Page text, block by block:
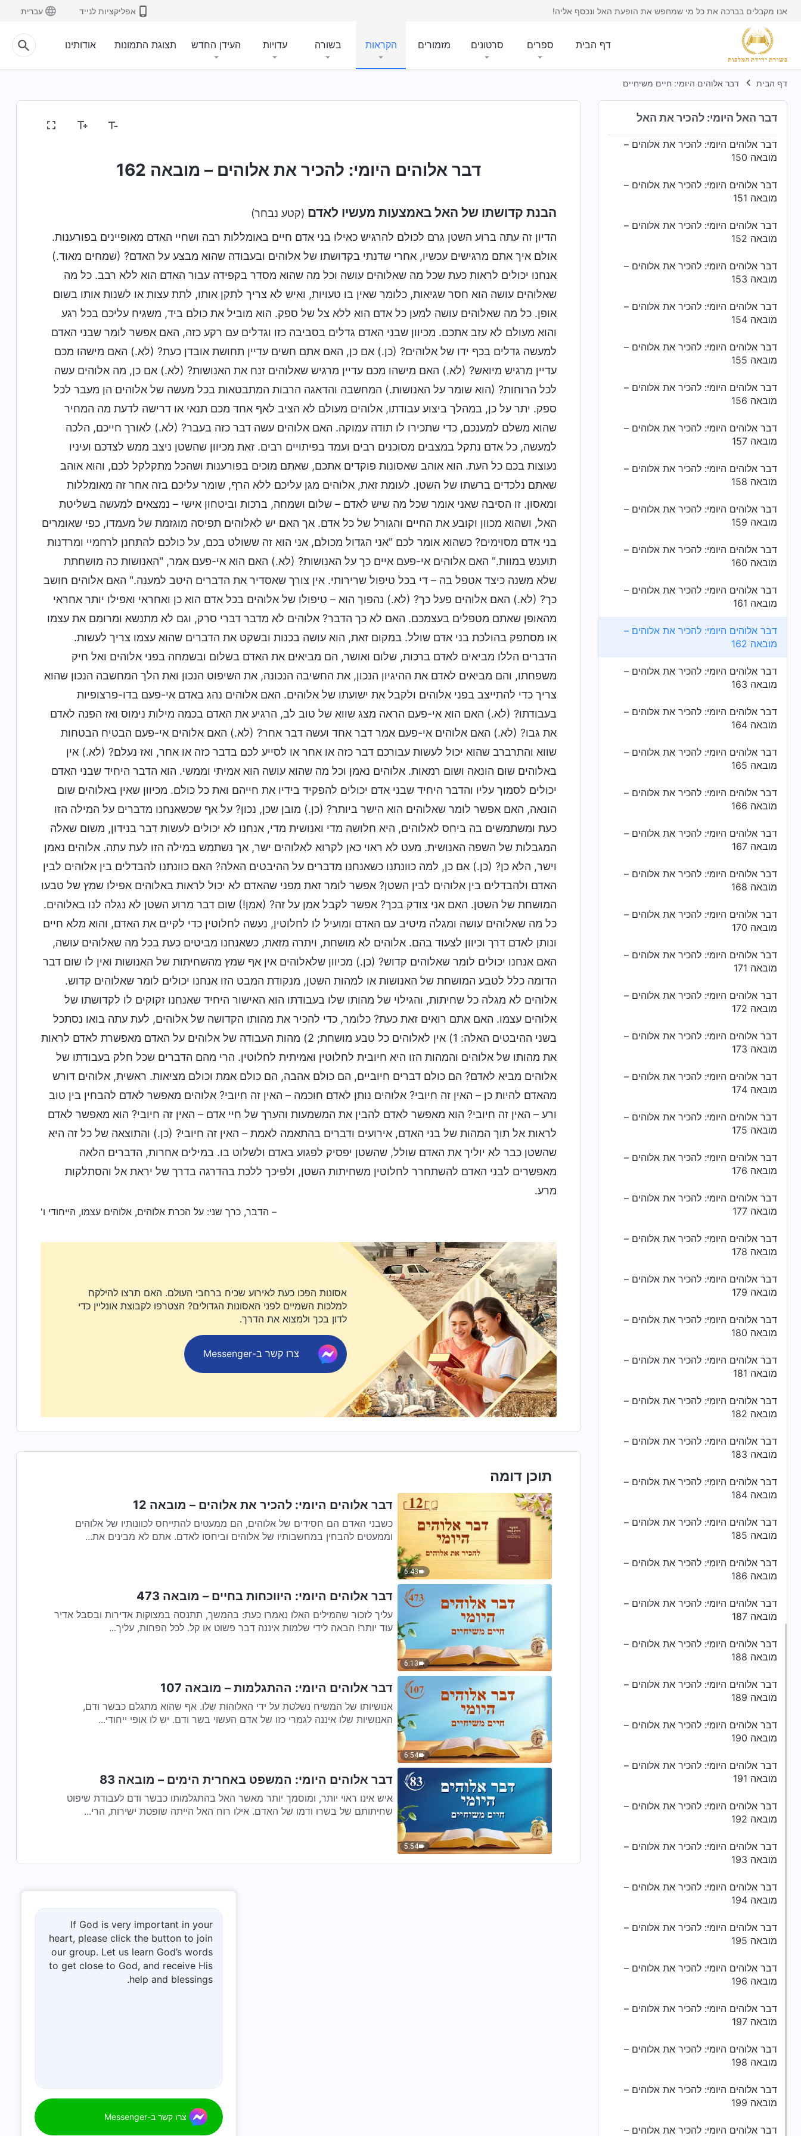
אנו מקבלים בברכה את כל מי שמחפש את הופעת האל ונכסף אליה! אפליקציות לנייד עברית
דף הבית ספרים סרטונים מזמורים הקראות בשורה עדויות העידן החדש תצוגת התמונות אודותינו
דף הבית דבר אלוהים היומי: חיים משיחיים
דבר האל היומי: להכיר את האל
מובאה 147
דבר אלוהים היומי: להכיר את אלוהים –
דבר אלוהים היומי: להכיר את אלוהים –
מובאה 149
דבר אלוהים היומי: להכיר את אלוהים –
מובאה 150
דבר אלוהים היומי: להכיר את אלוהים –
מובאה 151
דבר אלוהים היומי: להכיר את אלוהים –
מובאה 152
דבר אלוהים היומי: להכיר את אלוהים –
מובאה 153
דבר אלוהים היומי: להכיר את אלוהים –
מובאה 154
דבר אלוהים היומי: להכיר את אלוהים –
מובאה 155
דבר אלוהים היומי: להכיר את אלוהים –
מובאה 156
דבר אלוהים היומי: להכיר את אלוהים –
מובאה 157
דבר אלוהים היומי: להכיר את אלוהים –
מובאה 158
דבר אלוהים היומי: להכיר את אלוהים –
מובאה 159
דבר אלוהים היומי: להכיר את אלוהים –
מובאה 160
דבר אלוהים היומי: להכיר את אלוהים –
מובאה 161
דבר אלוהים היומי: להכיר את אלוהים –
מובאה 162
דבר אלוהים היומי: להכיר את אלוהים –
מובאה 163
דבר אלוהים היומי: להכיר את אלוהים –
מובאה 164
דבר אלוהים היומי: להכיר את אלוהים –
מובאה 165
דבר אלוהים היומי: להכיר את אלוהים –
מובאה 166
דבר אלוהים היומי: להכיר את אלוהים –
מובאה 167
דבר אלוהים היומי: להכיר את אלוהים –
מובאה 168
דבר אלוהים היומי: להכיר את אלוהים –
מובאה 170
דבר אלוהים היומי: להכיר את אלוהים –
מובאה 171
דבר אלוהים היומי: להכיר את אלוהים –
מובאה 172
דבר אלוהים היומי: להכיר את אלוהים –
מובאה 173
דבר אלוהים היומי: להכיר את אלוהים –
מובאה 174
דבר אלוהים היומי: להכיר את אלוהים –
מובאה 175
דבר אלוהים היומי: להכיר את אלוהים –
מובאה 176
דבר אלוהים היומי: להכיר את אלוהים –
מובאה 177
דבר אלוהים היומי: להכיר את אלוהים –
מובאה 178
דבר אלוהים היומי: להכיר את אלוהים –
מובאה 179
דבר אלוהים היומי: להכיר את אלוהים –
מובאה 180
דבר אלוהים היומי: להכיר את אלוהים –
מובאה 181
דבר אלוהים היומי: להכיר את אלוהים –
מובאה 182
דבר אלוהים היומי: להכיר את אלוהים –
מובאה 183
דבר אלוהים היומי: להכיר את אלוהים –
מובאה 184
דבר אלוהים היומי: להכיר את אלוהים –
מובאה 185
דבר אלוהים היומי: להכיר את אלוהים –
מובאה 186
דבר אלוהים היומי: להכיר את אלוהים –
מובאה 187
דבר אלוהים היומי: להכיר את אלוהים –
מובאה 188
דבר אלוהים היומי: להכיר את אלוהים –
מובאה 189
דבר אלוהים היומי: להכיר את אלוהים –
מובאה 190
דבר אלוהים היומי: להכיר את אלוהים –
מובאה 191
דבר אלוהים היומי: להכיר את אלוהים –
מובאה 192
דבר אלוהים היומי: להכיר את אלוהים –
מובאה 193
דבר אלוהים היומי: להכיר את אלוהים –
מובאה 194
דבר אלוהים היומי: להכיר את אלוהים –
מובאה 195
דבר אלוהים היומי: להכיר את אלוהים –
מובאה 196
דבר אלוהים היומי: להכיר את אלוהים –
מובאה 197
דבר אלוהים היומי: להכיר את אלוהים –
מובאה 198
דבר אלוהים היומי: להכיר את אלוהים –
מובאה 199
דבר אלוהים היומי: להכיר את אלוהים –
דבר אלוהים היומי: להכיר את אלוהים – מובאה 162
הבנת קדושתו של האל באמצעות מעשיו לאדם (קטע נבחר)
הדיון זה עתה ברוע השטן גרם לכולם להרגיש כאילו בני אדם חיים באומללות רבה ושחיי האדם מאופיינים בפורענות.
אולם איך אתם מרגישים עכשיו, אחרי שדנתי בקדושתו של אלוהים ובעבודה שהוא מבצע על האדם? (שמחים מאוד.)
אנחנו יכולים לראות כעת שכל מה שאלוהים עושה וכל מה שהוא מסדר בקפידה עבור האדם הוא ללא רבב. כל מה
שאלוהים עושה הוא חסר שגיאות, כלומר שאין בו טעויות, ואיש לא צריך לתקן אותו, לתת עצות או לשנות אותו בשום
אופן. כל מה שאלוהים עושה למען כל אדם הוא ללא צל של ספק. הוא מוביל את כולם ביד, משגיח עליכם בכל רגע
והוא מעולם לא עזב אתכם. מכיוון שבני האדם גדלים בסביבה כזו וגדלים עם רקע כזה, האם אפשר לומר שבני האדם
למעשה גדלים בכף ידו של אלוהים? (כן.) אם כן, האם אתם חשים עדיין תחושת אובדן כעת? (לא.) האם מישהו מכם
עדיין מרגיש מיואש? (לא.) האם מישהו מכם עדיין מרגיש שאלוהים זנח את האנושות? (לא.) אם כן, מה אלוהים עשה
לכל הרוחות? (הוא שומר על האנושות.) המחשבה והדאגה הרבות המתבטאות בכל מעשה של אלוהים הן מעבר לכל
ספק. יתר על כן, במהלך ביצוע עבודתו, אלוהים מעולם לא הציב לאף אחד מכם תנאי או דרישה לדעת מה המחיר
שהוא משלם למענכם, כדי שתכירו לו תודה עמוקה. האם אלוהים עשה דבר כזה בעבר? (לא.) לאורך חייכם, הלכה
למעשה, כל אדם נתקל במצבים מסוכנים רבים ועמד בפיתויים רבים. זאת מכיוון שהשטן ניצב ממש לצדכם ועיניו
נעוצות בכם כל העת. הוא אוהב שאסונות פוקדים אתכם, שאתם מוכים בפורענות ושהכל מתקלקל לכם, והוא אוהב
שאתם נלכדים ברשתו של השטן. לעומת זאת, אלוהים מגן עליכם ללא הרף, שומר עליכם בזה אחר זה מאומללות
ומאסון. זו הסיבה שאני אומר שכל מה שיש לאדם – שלום ושמחה, ברכות וביטחון אישי – נמצאים למעשה בשליטת
האל, ושהוא מכוון וקובע את החיים והגורל של כל אדם. אך האם יש לאלוהים תפיסה מוגזמת של מעמדו, כפי שאומרים
בני אדם מסוימים? כשהוא אומר לכם "אני הגדול מכולם, אני הוא זה ששולט בכם, על כולכם להתחנן לרחמיי ומרדנות
תוענש במוות." האם אלוהים אי-פעם איים כך על האנושות? (לא.) האם הוא אי-פעם אמר, "האנושות כה מושחתת
שלא משנה כיצד אטפל בה – די בכל טיפול שרירותי. אין צורך שאסדיר את הדברים היטב למענה." האם אלוהים חושב
כך? (לא.) האם אלוהים פעל כך? (לא.) נהפוך הוא – טיפולו של אלוהים בכל אדם הוא כן ואחראי ואפילו יותר אחראי
מהאופן שאתם מטפלים בעצמכם. האם לא כך הדבר? אלוהים לא מדבר דברי סרק, וגם לא מתנשא ומרומם את עצמו
או מסתפק בהולכת בני אדם שולל. במקום זאת, הוא עושה בכנות ובשקט את הדברים שהוא עצמו צריך לעשות.
הדברים הללו מביאים לאדם ברכות, שלום ואושר, הם מביאים את האדם בשלום ובשמחה בפני אלוהים ואל חיק
משפחתו, והם מביאים לאדם את ההיגיון הנכון, את החשיבה הנכונה, את השיפוט הנכון ואת הלך המחשבה הנכון שהוא
צריך כדי להתייצב בפני אלוהים ולקבל את ישועתו של אלוהים. האם אלוהים נהג באדם אי-פעם בדו-פרצופיות
בעבודתו? (לא.) האם הוא אי-פעם הראה מצג שווא של טוב לב, הרגיע את האדם בכמה מילות נימוס ואז הפנה לאדם
את גבו? (לא.) האם אלוהים אי-פעם אמר דבר אחד ועשה דבר אחר? (לא.) האם אלוהים אי-פעם הבטיח הבטחות
שווא והתרברב שהוא יכול לעשות עבורכם דבר כזה או אחר או לסייע לכם בדבר כזה או אחר, ואז נעלם? (לא.) אין
באלוהים שום הונאה ושום רמאות. אלוהים נאמן וכל מה שהוא עושה הוא אמיתי וממשי. הוא הדבר היחיד שבני האדם
יכולים לסמוך עליו והדבר היחיד שבני אדם יכולים להפקיד בידיו את חייהם ואת כל כולם. מכיוון שאין באלוהים שום
הונאה, האם אפשר לומר שאלוהים הוא הישר ביותר? (כן.) מובן שכן, נכון? על אף שכשאנחנו מדברים על המילה הזו
כעת ומשתמשים בה ביחס לאלוהים, היא חלושה מדי ואנושית מדי, אנחנו לא יכולים לעשות דבר בנידון, משום שאלה
המגבלות של השפה האנושית. מעט לא ראוי כאן לקרוא לאלוהים ישר, אך נשתמש במילה הזו לעת עתה. אלוהים נאמן
וישר, הלא כן? (כן.) אם כן, למה כוונתנו כשאנחנו מדברים על ההיבטים האלה? האם כוונתנו להבדלים בין אלוהים לבין
האדם ולהבדלים בין אלוהים לבין השטן? אפשר לומר זאת מפני שהאדם לא יכול לראות באלוהים אפילו שמץ של טבעו
המושחת של השטן. האם אני צודק בכך? אפשר לקבל אמן על זה? (אמן!) שום דבר מרוע השטן לא נגלה לנו באלוהים.
כל מה שאלוהים עושה ומגלה מיטיב עם האדם ומועיל לו לחלוטין, נעשה לחלוטין כדי לקיים את האדם, והוא מלא חיים
ונותן לאדם דרך וכיוון לצעוד בהם. אלוהים לא מושחת, ויתרה מזאת, כשאנחנו מביטים כעת בכל מה שאלוהים עושה,
האם אנחנו יכולים לומר שאלוהים קדוש? (כן.) מכיוון שלאלוהים אין אף שמץ מהשחיתות של האנושות ואין לו שום דבר
הדומה כלל לטבע המושחת של האנושות או למהות השטן, מנקודת המבט הזו אנחנו יכולים לומר שאלוהים קדוש.
אלוהים לא מגלה כל שחיתות, והגילוי של מהותו שלו בעבודתו הוא האישור היחיד שאנחנו זקוקים לו לקדושתו של
אלוהים עצמו. האם אתם רואים זאת כעת? כלומר, כדי להכיר את מהותו הקדושה של אלוהים, לעת עתה בואו נסתכל
בשני ההיבטים האלה: 1) אין לאלוהים כל טבע מושחת; 2) מהות העבודה של אלוהים על האדם מאפשרת לאדם לראות
את מהותו של אלוהים והמהות הזו היא חיובית לחלוטין ואמיתית לחלוטין. הרי מהם הדברים שכל חלק בעבודתו של
אלוהים מביא לאדם? הם כולם דברים חיוביים, הם כולם אהבה, הם כולם אמת וכולם מציאות. ראשית, אלוהים דורש
מהאדם להיות כן – האין זה חיובי? אלוהים נותן לאדם חוכמה – האין זה חיובי? אלוהים מאפשר לאדם להבחין בין טוב
ורע – האין זה חיובי? הוא מאפשר לאדם להבין את המשמעות והערך של חיי אדם – האין זה חיובי? הוא מאפשר לאדם
לראות אל תוך המהות של בני האדם, אירועים ודברים בהתאמה לאמת – האין זה חיובי? (כן.) והתוצאה של כל זה היא
שהשטן כבר לא יוליך את האדם שולל, שהשטן יפסיק לפגוע באדם ולשלוט בו. במילים אחרות, הדברים הלאה
מאפשרים לבני האדם להשתחרר לחלוטין משחיתות השטן, ולפיכך ללכת בהדרגה בדרך של יראת אל והסתלקות
מרע.
– הדבר, כרך שני: על הכרת אלוהים, אלוהים עצמו, הייחודי ו'
אסונות הפכו כעת לאירוע שכיח ברחבי העולם. האם תרצו להילקח
למלכות השמיים לפני האסונות הגדולים? הצטרפו לקבוצת אונליין כדי
לדון בכך ולמצוא את הדרך.
צרו קשר ב-Messenger
תוכן דומה
6:43
דבר אלוהים היומי: להכיר את אלוהים – מובאה 12
כשבני האדם הם חסידים של אלוהים, הם ממעטים להתייחס לכוונותיו של אלוהים
וממעטים להבחין במחשבותיו של אלוהים וביחסו לאדם. אתם לא מבינים את...
6:13
דבר אלוהים היומי: היווכחות בחיים – מובאה 473
עליך לזכור שהמילים האלו נאמרו כעת: בהמשך, תתנסה במצוקות אדירות ובסבל אדיר
עוד יותר! הבאה לידי שלמות איננה דבר פשוט או קל. לכל הפחות, עליך...
6:54
דבר אלוהים היומי: ההתגלמות – מובאה 107
אנושיותו של המשיח נשלטת על ידי האלוהות שלו. אף שהוא מתגלם כבשר ודם,
האנושיות שלו איננה לגמרי כזו של אדם העשוי בשר ודם. יש לו אופי ייחודי...
5:54
דבר אלוהים היומי: המשפט באחרית הימים – מובאה 83
איש אינו ראוי יותר, ומוסמך יותר מאשר האל בהתגלמותו כבשר ודם לעבודת שיפוט
שחיתותם של בשרו ודמו של האדם. אילו רוח האל הייתה שופטת ישירות, הרי...
If God is very important in your
heart, please click the button to join
our group. Let us learn God’s words
to get close to God, and receive His
help and blessings.
צרו קשר ב-Messenger